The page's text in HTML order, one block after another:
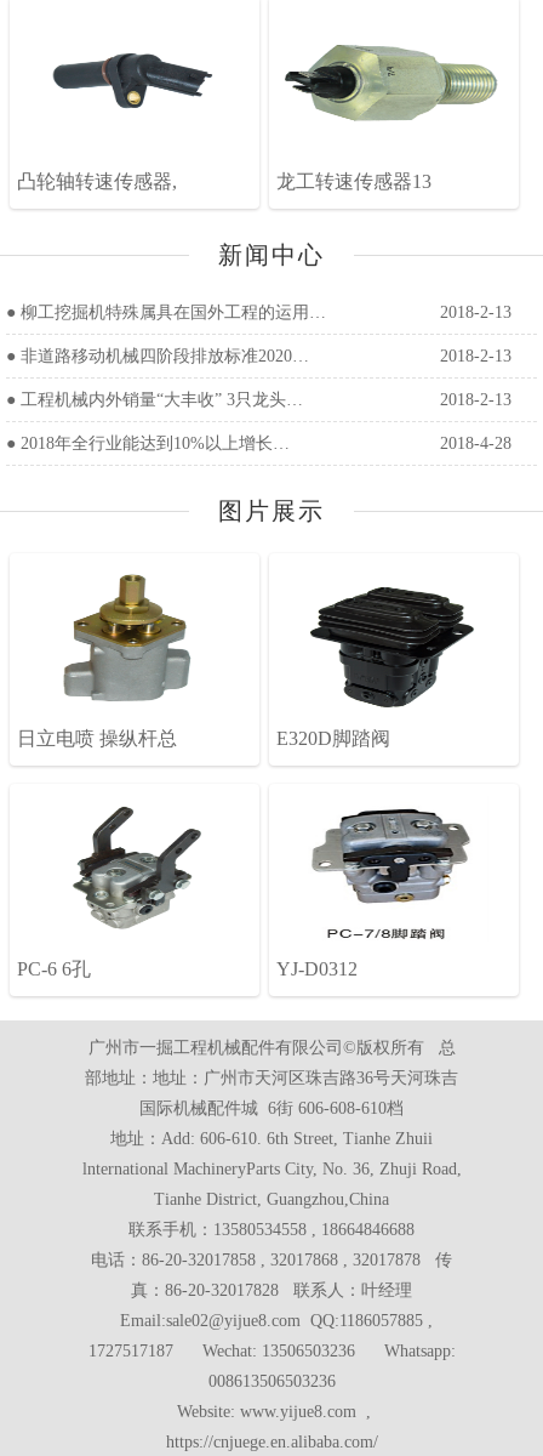
凸轮轴转速传感器, 龙工转速传感器13
新闻中心
● 柳工挖掘机特殊属具在国外工程的运用… 2018-2-13
● 非道路移动机械四阶段排放标准2020… 2018-2-13
● 工程机械内外销量“大丰收” 3只龙头… 2018-2-13
● 2018年全行业能达到10%以上增长… 2018-4-28
图片展示
日立电喷 操纵杆总 E320D脚踏阀
PC-6 6孔 YJ-D0312
广州市一掘工程机械配件有限公司©版权所有 总
部地址：地址：广州市天河区珠吉路36号天河珠吉
国际机械配件城 6街 606-608-610档
地址：Add: 606-610. 6th Street, Tianhe Zhuii
lnternational MachineryParts City, No. 36, Zhuji Road,
Tianhe District, Guangzhou,China
联系手机：13580534558 , 18664846688
电话：86-20-32017858 , 32017868 , 32017878 传
真：86-20-32017828 联系人：叶经理
Email:sale02@yijue8.com QQ:1186057885 ,
1727517187 Wechat: 13506503236 Whatsapp:
008613506503236
Website: www.yijue8.com ,
https://cnjuege.en.alibaba.com/